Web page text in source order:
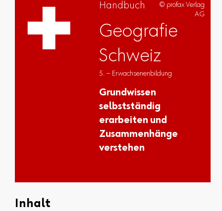
Handbuch
© profax Verlag
AG
Geografie
Schweiz
5. – Erwachsenenbildung
Grundwissen
selbstständig
erarbeiten und
Zusammenhänge
verstehen
Inhalt